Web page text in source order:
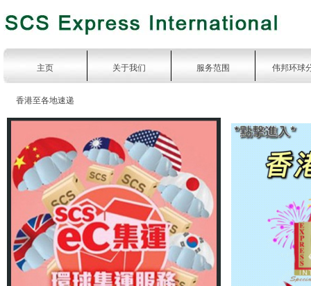
主页 关于我们 服务范围 伟邦环球
香港至各地速递